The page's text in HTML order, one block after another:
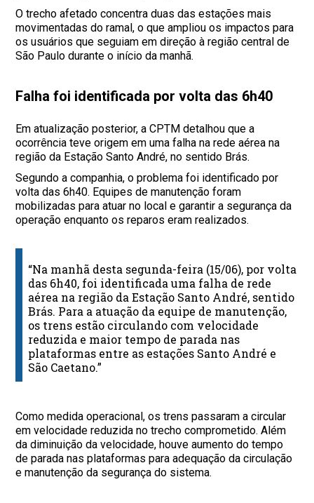
O trecho afetado concentra duas das estações mais
movimentadas do ramal, o que ampliou os impactos para
os usuários que seguiam em direção à região central de
São Paulo durante o início da manhã.
Falha foi identificada por volta das 6h40
Em atualização posterior, a CPTM detalhou que a
ocorrência teve origem em uma falha na rede aérea na
região da Estação Santo André, no sentido Brás.
Segundo a companhia, o problema foi identificado por
volta das 6h40. Equipes de manutenção foram
mobilizadas para atuar no local e garantir a segurança da
operação enquanto os reparos eram realizados.
“Na manhã desta segunda-feira (15/06), por volta
das 6h40, foi identificada uma falha de rede
aérea na região da Estação Santo André, sentido
Brás. Para a atuação da equipe de manutenção,
os trens estão circulando com velocidade
reduzida e maior tempo de parada nas
plataformas entre as estações Santo André e
São Caetano.”
Como medida operacional, os trens passaram a circular
em velocidade reduzida no trecho comprometido. Além
da diminuição da velocidade, houve aumento do tempo
de parada nas plataformas para adequação da circulação
e manutenção da segurança do sistema.